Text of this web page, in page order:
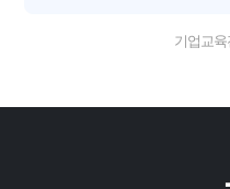
기업교육